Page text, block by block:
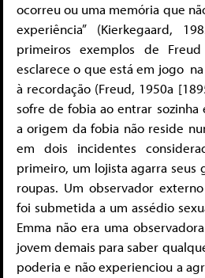
ocorreu ou uma memória que
experiência” (Kierkegaard,
primeiros exemplos de
esclarece o que está em jogo
à recordação (Freud, 1950a
sofre de fobia ao entrar sozinha
a origem da fobia não reside
em dois incidentes
primeiro, um lojista agarra seus
roupas. Um observador
foi submetida a um assédio
Emma não era uma
jovem demais para saber
poderia e não experienciou a